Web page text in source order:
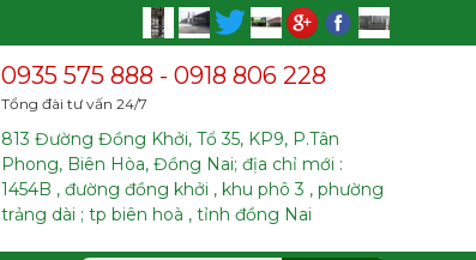
0935 575 888 - 0918 806 228
Tổng đài tư vấn 24/7
813 Đường Đồng Khởi, Tổ 35, KP9, P.Tân
Phong, Biên Hòa, Đồng Nai; địa chỉ mới :
1454B , đường đồng khởi , khu phô 3 , phường
trảng dài ; tp biên hoà , tỉnh đồng Nai